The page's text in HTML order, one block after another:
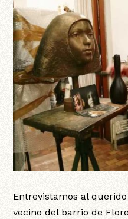
Entrevistamos al
vecino del barrio de